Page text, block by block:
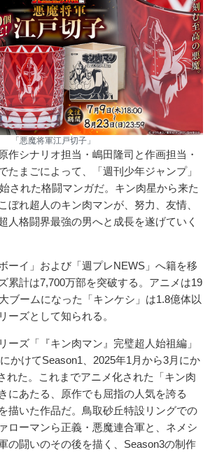
「悪魔将軍江戸切子」
作シナリオ担当・嶋田隆司と作画担当・
たまごによって、「週刊少年ジャンプ」
された格闘マンガだ。キン肉星から来た
ぼれ超人のキン肉マンが、努力、友情、
人格闘界最強の男へと成長を遂げていく
ーイ」および「週プレNEWS」へ籍を移
累計は7,700万部を突破する。アニメは19
ブームになった「キンケシ」は1.8億体以
ーズとして知られる。
ーズ「『キン肉マン』完璧超人始祖編」
かけてSeason1、2025年1月から3月にか
れた。これまでアニメ化された「キン肉
にあたる、原作でも屈指の人気を誇る
描いた作品だ。鳥取砂丘特設リングでの
ローマンら正義・悪魔連合軍と、ネメシ
の闘いのその後を描く、Season3の制作